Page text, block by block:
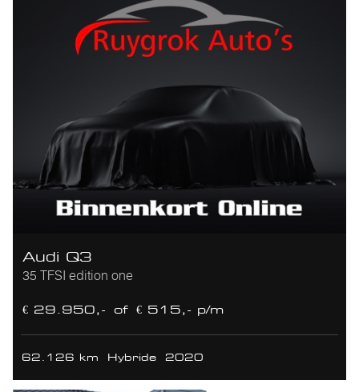
Audi Q3
35 TFSI edition one
€ 29.950,- of € 515,- p/m
62.126 km Hybride 2020